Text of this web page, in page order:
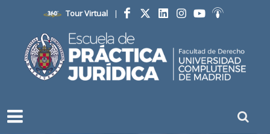
Tour Virtual |
Facebook